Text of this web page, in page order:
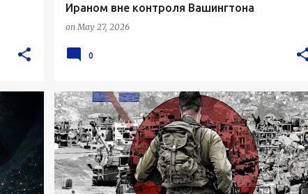
Ираном вне контроля Вашингтона
onMay 27, 2026
0